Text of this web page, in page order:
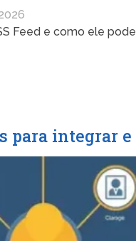
Feed e como ele pode
para integrar e